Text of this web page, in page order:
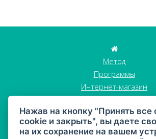
Метод
Программы
Интернет-магазин
Блог
Стать участником
Нажав на кнопку "Принять
cookie и закрыть", вы даете
на их сохранение на вашем